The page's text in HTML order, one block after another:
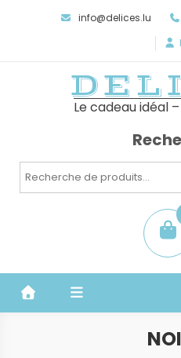
info@delices.lu
Le cadeau idéal
Recherche